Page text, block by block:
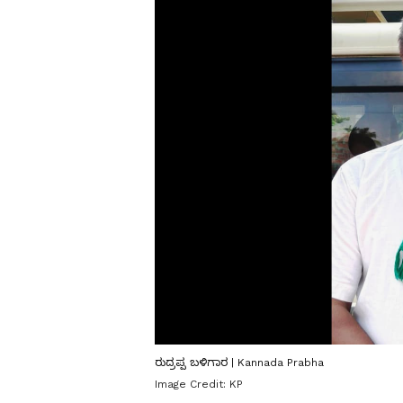
ರುದ್ರಪ್ಪ ಬಳಿಗಾರ | Kannada Prabha
Image Credit: KP